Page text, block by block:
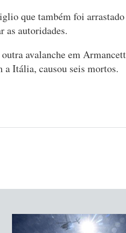
que também foi
as autoridades.
avalanche em
Itália, causou seis mortos.